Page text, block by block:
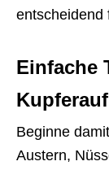
entscheidend
Einfache
Beginne
Austern,